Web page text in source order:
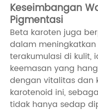
Keseimbangan
Pigmentasi
Beta karoten juga
dalam
terakumulasi di kulit,
keemasan yang
dengan vitalitas dan
karotenoid ini,
tidak hanya sedap